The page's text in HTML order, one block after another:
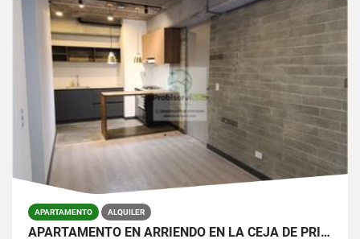
APARTAMENTO ALQUILER
APARTAMENTO EN ARRIENDO EN LA CEJA DE PRIMER PISO.